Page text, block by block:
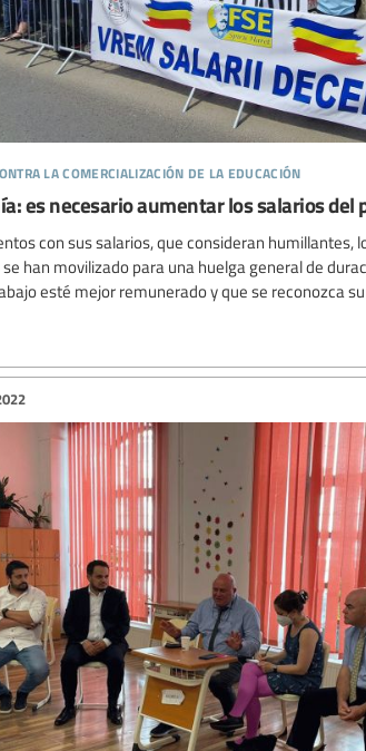
la comercialización de la educación
es necesario aumentar los salarios del
con sus salarios, que consideran humillantes,
han movilizado para una huelga general de
esté mejor remunerado y que se reconozca